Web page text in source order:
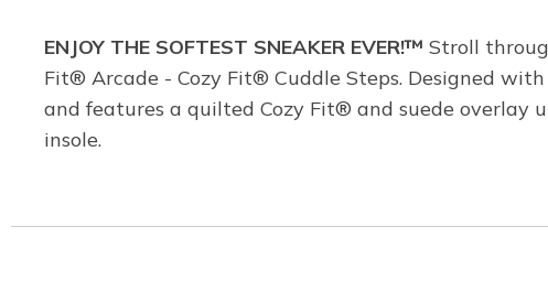
ENJOY THE SOFTEST SNEAKER EVER!™ Stroll
Fit® Arcade - Cozy Fit® Cuddle Steps. Designed
and features a quilted Cozy Fit® and suede overlay
insole.